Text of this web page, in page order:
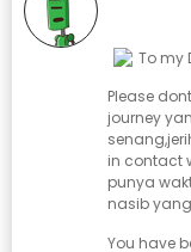
To my
Please
journey
in contact
punya
nasib
You have